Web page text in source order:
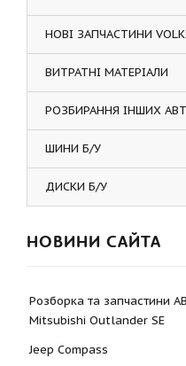
НОВІ ЗАПЧАСТИНИ
ВИТРАТНІ МАТЕРІАЛИ
РОЗБИРАННЯ ІНШИХ
ШИНИ Б/У
ДИСКИ Б/У
НОВИНИ САЙТА
Розборка та запчастини
Mitsubishi Outlander SE
Jeep Compass